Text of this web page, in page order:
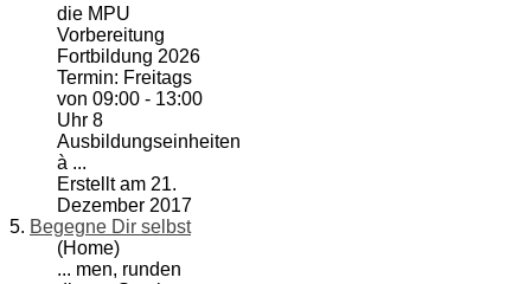
die MPU
Vorbereitung
Fortbildung 2026
Termin: Freitags
von 09:00 - 13:00
Uhr 8
Ausbildungseinheiten
à ...
Erstellt am 21.
Dezember 2017
5. Begegne Dir selbst
(Home)
... men, runden